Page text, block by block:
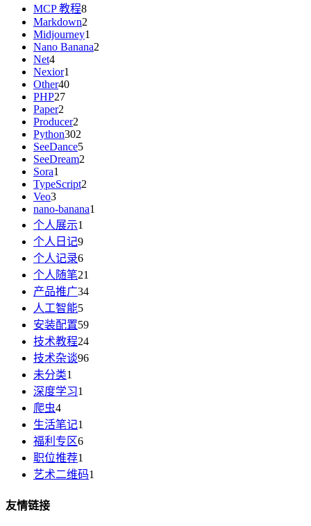
MCP 教程8
Markdown2
Midjourney1
Nano Banana2
Net4
Nexior1
Other40
PHP27
Paper2
Producer2
Python302
SeeDance5
SeeDream2
Sora1
TypeScript2
Veo3
nano-banana1
个人展示1
个人日记9
个人记录6
个人随笔21
产品推广34
人工智能5
安装配置59
技术教程24
技术杂谈96
未分类1
深度学习1
爬虫4
生活笔记1
福利专区6
职位推荐1
艺术二维码1
友情链接